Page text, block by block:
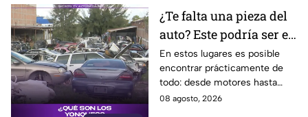
¿Te falta una pieza del
auto? Este podría ser el
lugar ideal para los
automovilistas
En estos lugares es posible
encontrar prácticamente de
todo: desde motores hasta
transmisores.
08 agosto, 2026